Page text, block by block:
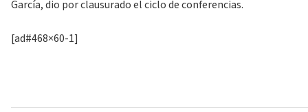
García, dio por clausurado el ciclo de conferencias.
[ad#468×60-1]